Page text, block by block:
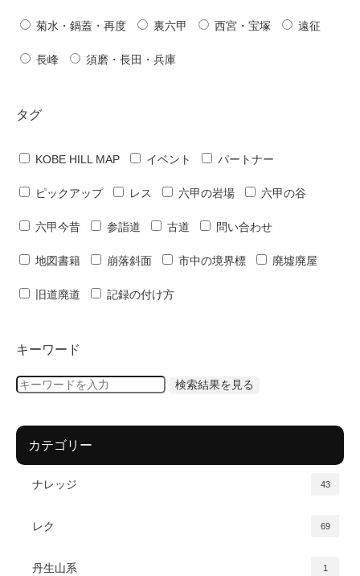
菊水・鍋蓋・再度 裏六甲 西宮・宝塚 遠征
長峰 須磨・長田・兵庫
タグ
KOBE HILL MAP イベント パートナー
ピックアップ レス 六甲の岩場 六甲の谷
六甲今昔 参詣道 古道 問い合わせ
地図書籍 崩落斜面 市中の境界標 廃墟廃屋
旧道廃道 記録の付け方
キーワード
カテゴリー
ナレッジ 43
レク 69
丹生山系 1